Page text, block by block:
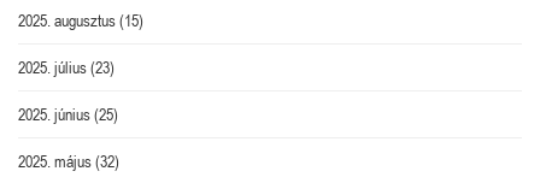
2025. augusztus(15)
2025. július(23)
2025. június(25)
2025. május(32)